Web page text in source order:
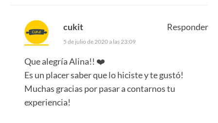
cukit
5 de julio de 2020 a las 23:09
Que alegría Alina!! ❤️
Es un placer saber que lo hiciste y te gustó!
Muchas gracias por pasar a contarnos tu
experiencia!
Responder